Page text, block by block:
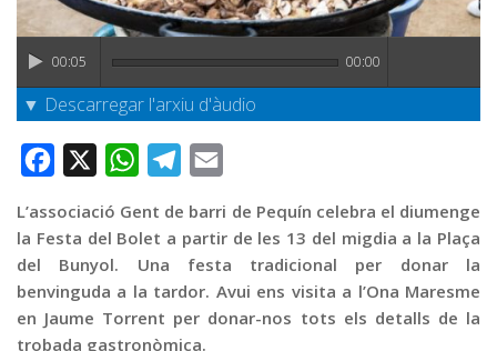
Publicitat
Contacte
00:05 00:00
▼ Descarregar l'arxiu d'àudio
Facebook WhatsAppTelegram
L’associació Gent de barri de Pequín celebra el diumenge
la Festa del Bolet a partir de les 13 del migdia a la Plaça
del Bunyol. Una festa tradicional per donar la
benvinguda a la tardor. Avui ens visita a l’Ona Maresme
en Jaume Torrent per donar-nos tots els detalls de la
trobada gastronòmica.